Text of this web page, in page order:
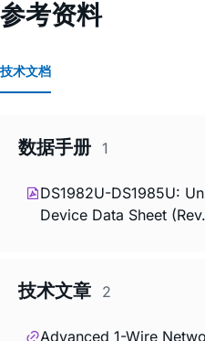
参考资料
技术文档
数据手册 1
DS1982U-DS1985U:
Device Data Sheet
技术文章 2
Advanced 1-Wire